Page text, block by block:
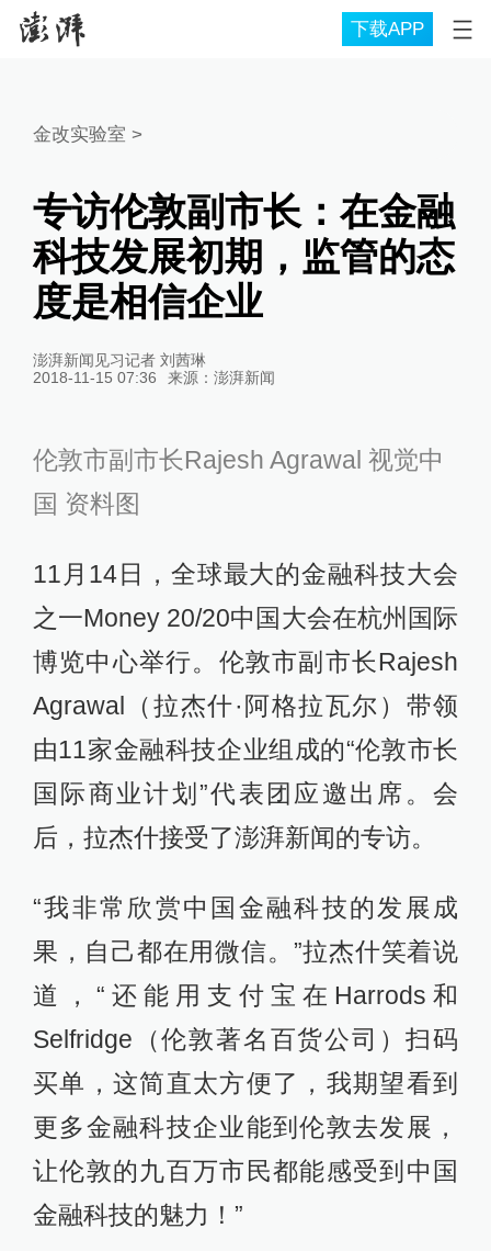
下载APP
金改实验室 >
专访伦敦副市长：在金融
科技发展初期，监管的态
度是相信企业
澎湃新闻见习记者 刘茜琳
2018-11-15 07:36
来源： 澎湃新闻
伦敦市副市长Rajesh Agrawal 视觉中
国 资料图
11月14日，全球最大的金融科技大会
之一Money 20/20中国大会在杭州国际
博览中心举行。伦敦市副市长Rajesh
Agrawal（拉杰什·阿格拉瓦尔）带领
由11家金融科技企业组成的“伦敦市长
国际商业计划”代表团应邀出席。会
后，拉杰什接受了澎湃新闻的专访。
“我非常欣赏中国金融科技的发展成
果，自己都在用微信。”拉杰什笑着说
道，“还能用支付宝在Harrods和
Selfridge（伦敦著名百货公司）扫码
买单，这简直太方便了，我期望看到
更多金融科技企业能到伦敦去发展，
让伦敦的九百万市民都能感受到中国
金融科技的魅力！”